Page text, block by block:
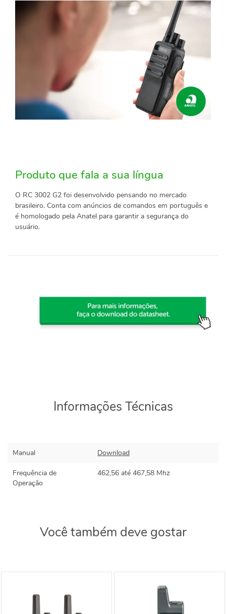
Produto que fala a sua língua
O RC 3002 G2 foi desenvolvido pensando no mercado
brasileiro. Conta com anúncios de comandos em português e
é homologado pela Anatel para garantir a segurança do
usuário.
Informações Técnicas
Manual Download
Frequência de
Operação
462,56 até 467,58 Mhz
Você também deve gostar